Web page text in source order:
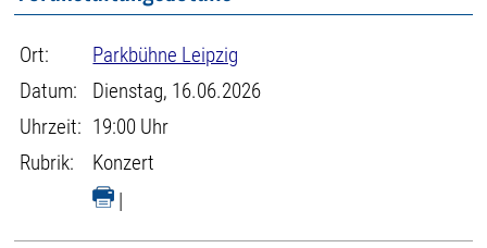
Ort:
Parkbühne Leipzig
Datum:
Dienstag, 16.06.2026
Uhrzeit: 19:00 Uhr
Rubrik:
Konzert
|